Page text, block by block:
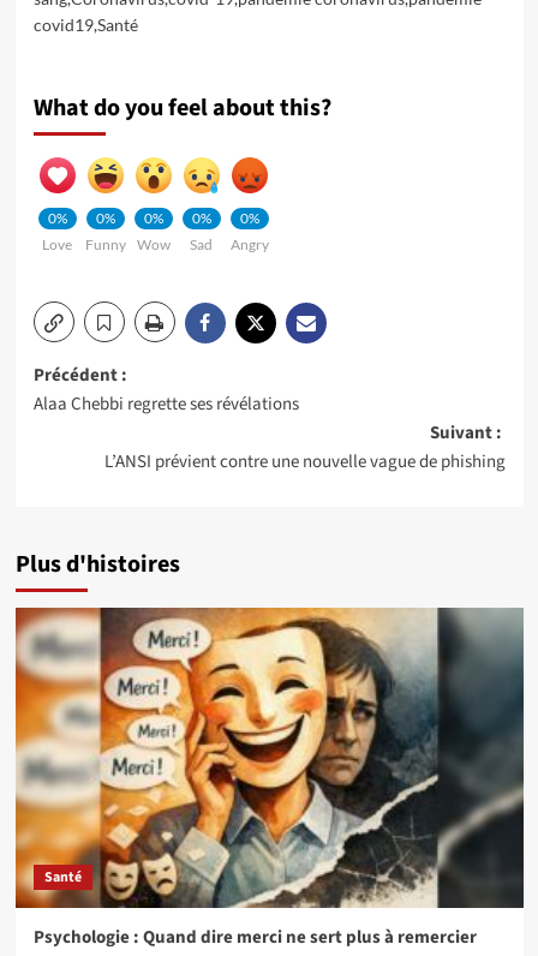
covid19,Santé
What do you feel about this?
0%
Love
0%
Funny
0%
Wow
0%
Sad
0%
Angry
Navigation
d’article
Précédent :
Alaa Chebbi regrette ses révélations
Suivant :
L’ANSI prévient contre une nouvelle vague de phishing
Plus d'histoires
Santé
Psychologie : Quand dire merci ne sert plus à remercier